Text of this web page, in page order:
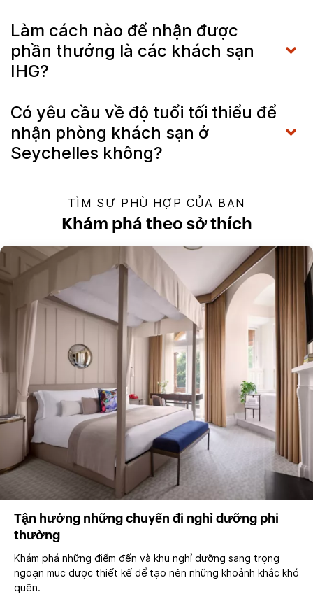
Làm cách nào để nhận được
phần thưởng là các khách sạn
IHG?
Có yêu cầu về độ tuổi tối thiểu để
nhận phòng khách sạn ở
Seychelles không?
TÌM SỰ PHÙ HỢP CỦA BẠN
Khám phá theo sở thích
Tận hưởng những chuyến đi nghỉ dưỡng phi
thường
Khám phá những điểm đến và khu nghỉ dưỡng sang trọng
ngoạn mục được thiết kế để tạo nên những khoảnh khắc khó
quên.